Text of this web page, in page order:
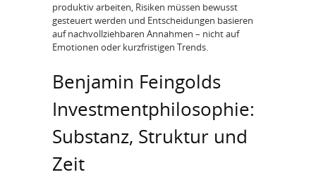
produktiv arbeiten, Risiken müssen bewusst
gesteuert werden und Entscheidungen basieren
auf nachvollziehbaren Annahmen – nicht auf
Emotionen oder kurzfristigen Trends.
Benjamin Feingolds
Investmentphilosophie:
Substanz, Struktur und
Zeit